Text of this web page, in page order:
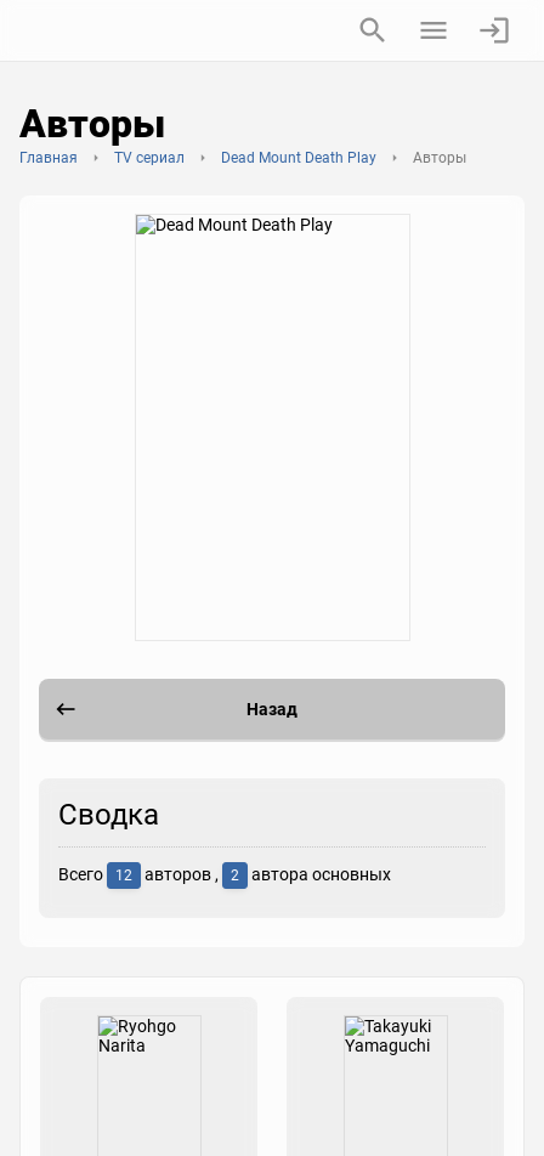
Авторы
Главная TV сериал Dead Mount Death Play Авторы
Назад
Сводка
Всего 12 авторов , 2 автора основных